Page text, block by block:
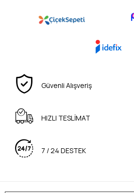
Güvenli Alışveriş
HIZLI TESLİMAT
7 / 24 DESTEK